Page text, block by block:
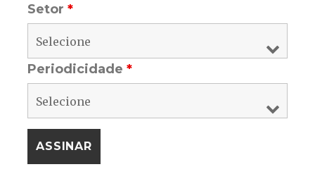
Setor*
Periodicidade*